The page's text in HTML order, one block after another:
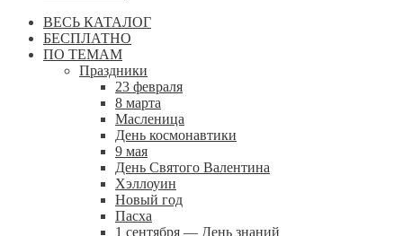
ВЕСЬ КАТАЛОГ
БЕСПЛАТНО
ПО ТЕМАМ
Праздники
23 февраля
8 марта
Масленица
День космонавтики
9 мая
День Святого Валентина
Хэллоуин
Новый год
Пасха
1 сентября — День знаний